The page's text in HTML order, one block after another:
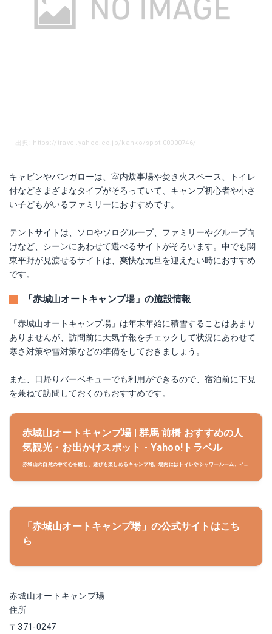
出典: https://travel.yahoo.co.jp/kanko/spot-00000746/
キャビンやバンガローは、室内炊事場や焚き火スペース、トイレ
付などさまざまなタイプがそろっていて、キャンプ初心者や小さ
い子どもがいるファミリーにおすすめです。
テントサイトは、ソロやソログループ、ファミリーやグループ向
けなど、シーンにあわせて選べるサイトがそろいます。中でも関
東平野が見渡せるサイトは、爽快な元旦を迎えたい時におすすめ
です。
「赤城山オートキャンプ場」の施設情報
「赤城山オートキャンプ場」は年末年始に積雪することはあまり
ありませんが、訪問前に天気予報をチェックして状況にあわせて
寒さ対策や雪対策などの準備をしておきましょう。
また、日帰りバーベキューでも利用ができるので、宿泊前に下見
を兼ねて訪問しておくのもおすすめです。
赤城山オートキャンプ場 | 群馬 前橋 おすすめの人
気観光・お出かけスポット - Yahoo!トラベル
赤城山の自然の中で心を癒し、遊びも楽しめるキャンプ場。場内にはトイレやシャワールーム、イベ
「赤城山オートキャンプ場」の公式サイトはこち
ら
赤城山オートキャンプ場
住所
〒371-0247